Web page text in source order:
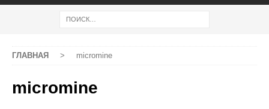
ГЛАВНАЯ > micromine
micromine